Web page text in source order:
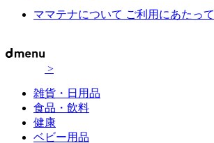
ママテナについて ご利用にあたって
>
雑貨・日用品
食品・飲料
健康
ベビー用品